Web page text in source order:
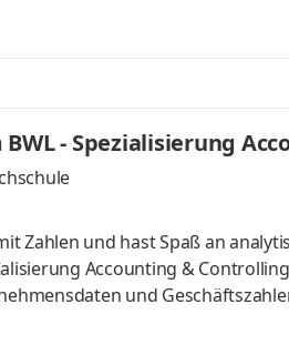
im April oder im Oktober
absolvierst Du bei einem
Aufnahmeprüfung startenDu
Studienberatung, Study
- Spezialisierung
Zahlen und hast Spaß an
Accounting &
und
im April oder im Oktober